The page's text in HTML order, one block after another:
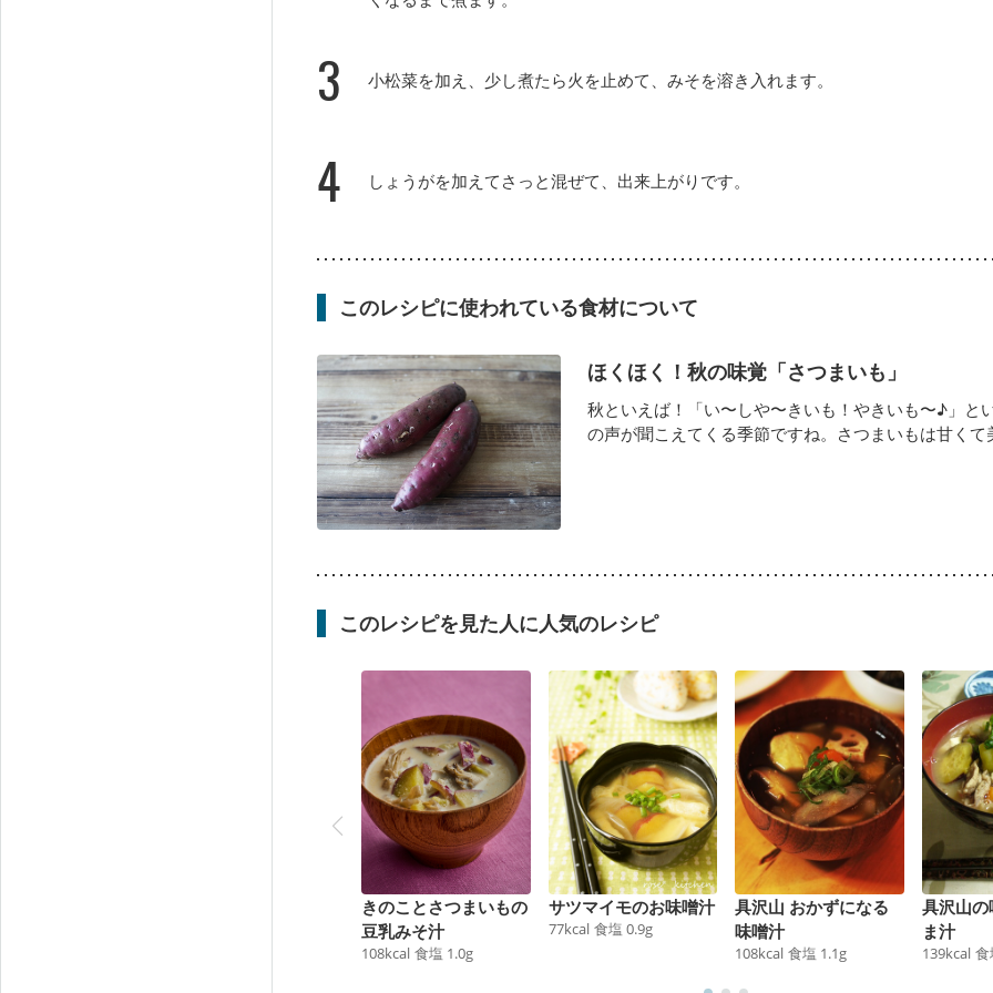
3 小松菜を加え、少し煮たら火を止めて、みそを溶き入れます。
4 しょうがを加えてさっと混ぜて、出来上がりです。
このレシピに使われている食材について
ほくほく！秋の味覚「さつまいも」
秋といえば！「い〜しや〜きいも！やきいも〜♪」と
の声が聞こえてくる季節ですね。さつまいもは甘くて
このレシピを見た人に人気のレシピ
きのことさつまいもの
豆乳みそ汁
108kcal 食塩 1.0g
サツマイモのお味噌汁
77kcal 食塩 0.9g
具沢山 おかずになる
味噌汁
108kcal 食塩 1.1g
具沢山
ま汁
139kcal 食